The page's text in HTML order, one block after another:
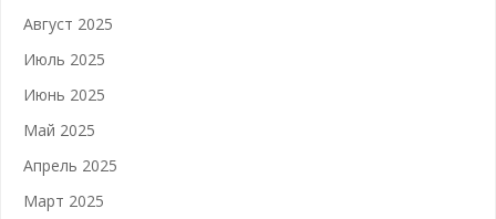
Август 2025
Июль 2025
Июнь 2025
Май 2025
Апрель 2025
Март 2025